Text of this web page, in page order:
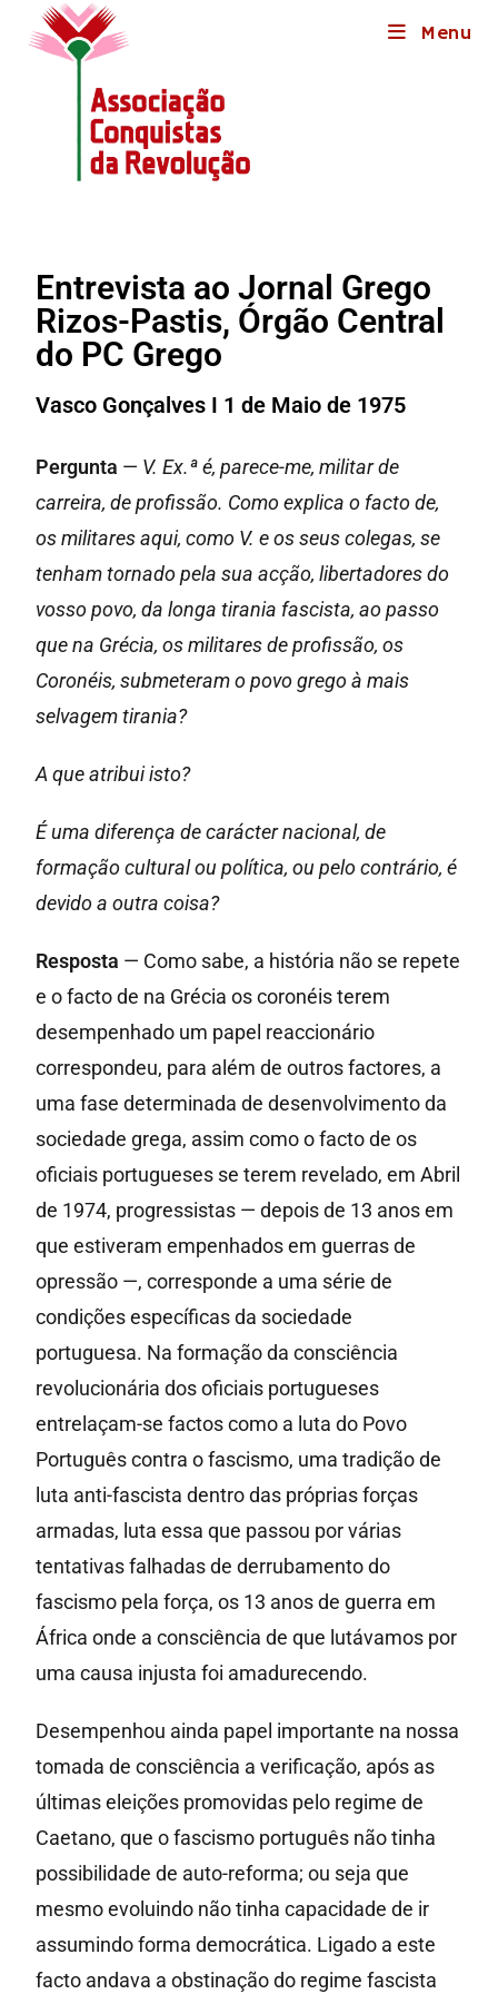
Menu
Entrevista ao Jornal Grego
Rizos-Pastis, Órgão Central
do PC Grego
Vasco Gonçalves I 1 de Maio de 1975
Pergunta — V. Ex.ª é, parece-me, militar de
carreira, de profissão. Como explica o facto de,
os militares aqui, como V. e os seus colegas, se
tenham tornado pela sua acção, libertadores do
vosso povo, da longa tirania fascista, ao passo
que na Grécia, os militares de profissão, os
Coronéis, submeteram o povo grego à mais
selvagem tirania?
A que atribui isto?
É uma diferença de carácter nacional, de
formação cultural ou política, ou pelo contrário, é
devido a outra coisa?
Resposta — Como sabe, a história não se repete
e o facto de na Grécia os coronéis terem
desempenhado um papel reaccionário
correspondeu, para além de outros factores, a
uma fase determinada de desenvolvimento da
sociedade grega, assim como o facto de os
oficiais portugueses se terem revelado, em Abril
de 1974, progressistas — depois de 13 anos em
que estiveram empenhados em guerras de
opressão —, corresponde a uma série de
condições específicas da sociedade
portuguesa. Na formação da consciência
revolucionária dos oficiais portugueses
entrelaçam-se factos como a luta do Povo
Português contra o fascismo, uma tradição de
luta anti-fascista dentro das próprias forças
armadas, luta essa que passou por várias
tentativas falhadas de derrubamento do
fascismo pela força, os 13 anos de guerra em
África onde a consciência de que lutávamos por
uma causa injusta foi amadurecendo.
Desempenhou ainda papel importante na nossa
tomada de consciência a verificação, após as
últimas eleições promovidas pelo regime de
Caetano, que o fascismo português não tinha
possibilidade de auto-reforma; ou seja que
mesmo evoluindo não tinha capacidade de ir
assumindo forma democrática. Ligado a este
facto andava a obstinação do regime fascista